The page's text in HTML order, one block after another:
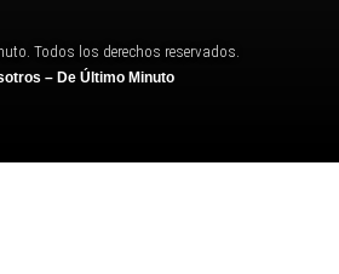
Todos los derechos reservados.
– De Último Minuto